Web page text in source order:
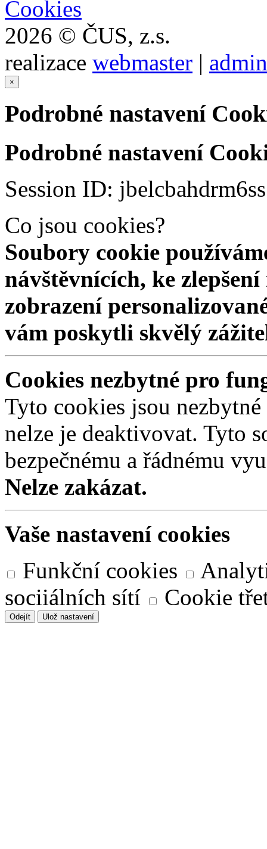
Cookies
2026 © ČUS, z.s.
realizace webmaster |
×
Podrobné nastavení
Podrobné nastavení
Session ID:
Co jsou cookies?
Soubory cookie
návštěvnících, ke
zobrazení
vám poskytli skvělý
Cookies nezbytné pro
Tyto cookies jsou
nelze je deaktivovat. Tyto
bezpečnému a řádnému
Nelze zakázat.
Vaše nastavení cookies
Funkční cookies
sociiálních sítí
Cookie
Odejít